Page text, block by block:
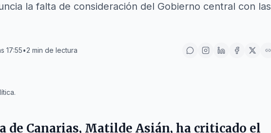
la falta de consideración del Gobierno central con las
17:55•2 min de lectura
de Canarias, Matilde Asián, ha criticado el